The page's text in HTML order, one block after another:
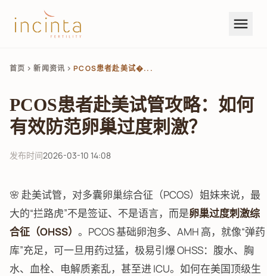
menu
首页 chevron_right新闻资讯 chevron_rightPCOS患者赴美试�...
PCOS患者赴美试管攻略：如何
有效防范卵巢过度刺激？
发布时间2026-03-10 14:08
🌸 赴美试管，对多囊卵巢综合征（PCOS）姐妹来说，最
大的“拦路虎”不是签证、不是语言，而是卵巢过度刺激综
合征（OHSS） 。PCOS 基础卵泡多、AMH 高，就像“弹药
库”充足，可一旦用药过猛，极易引爆 OHSS：腹水、胸
水、血栓、电解质紊乱，甚至进 ICU。如何在美国顶级生